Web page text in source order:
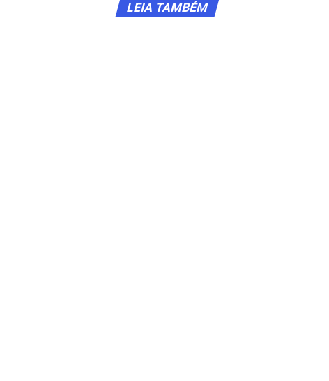
LEIA TAMBÉM